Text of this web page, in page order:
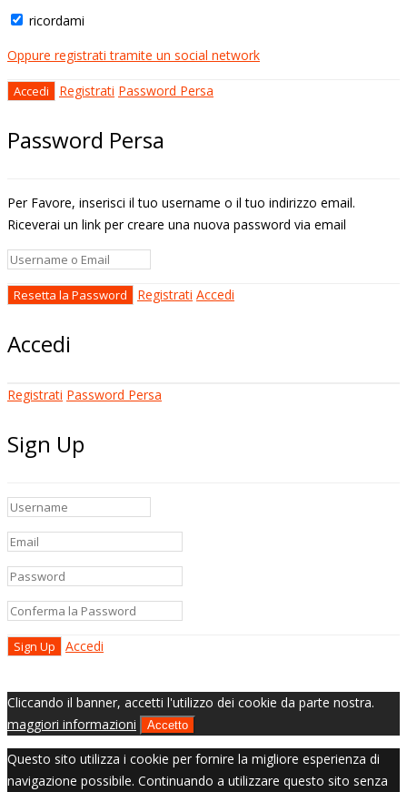
ricordami
Oppure registrati tramite un social network
Registrati Password Persa
Password Persa
Per Favore, inserisci il tuo username o il tuo indirizzo email.
Riceverai un link per creare una nuova password via email
Registrati Accedi
Accedi
Registrati Password Persa
Sign Up
Accedi
Cliccando il banner, accetti l'utilizzo dei cookie da parte nostra.
maggiori informazioni
Accetto
Questo sito utilizza i cookie per fornire la migliore esperienza di
navigazione possibile. Continuando a utilizzare questo sito senza